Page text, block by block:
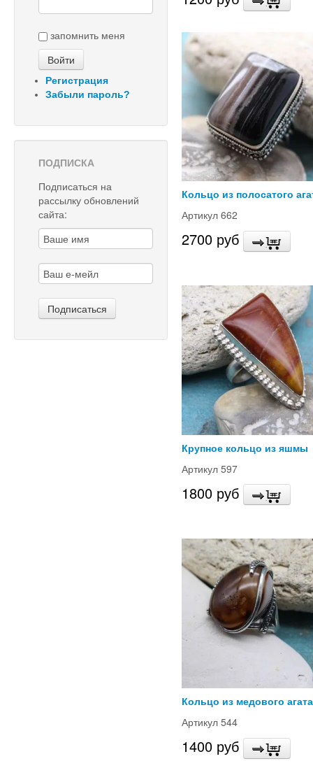
запомнить меня
Регистрация
Забыли пароль?
ПОДПИСКА
Подписаться на
рассылку обновлений
сайта:
Кольцо из полосатого
Артикул 662
2700 руб
Крупное кольцо из яшмы
Артикул 597
1800 руб
Кольцо из медового агата
Артикул 544
1400 руб